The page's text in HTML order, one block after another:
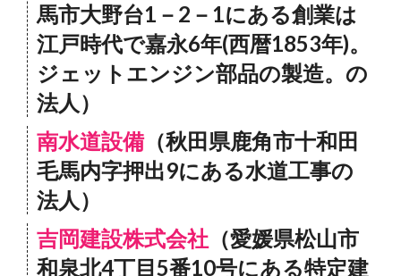
馬市大野台1－2－1にある創業は
江戸時代で嘉永6年(西暦1853年)。
ジェットエンジン部品の製造。の
法人）
南水道設備（秋田県鹿角市十和田
毛馬内字押出9にある水道工事の
法人）
吉岡建設株式会社 （愛媛県松山市
和泉北4丁目5番10号にある特定建